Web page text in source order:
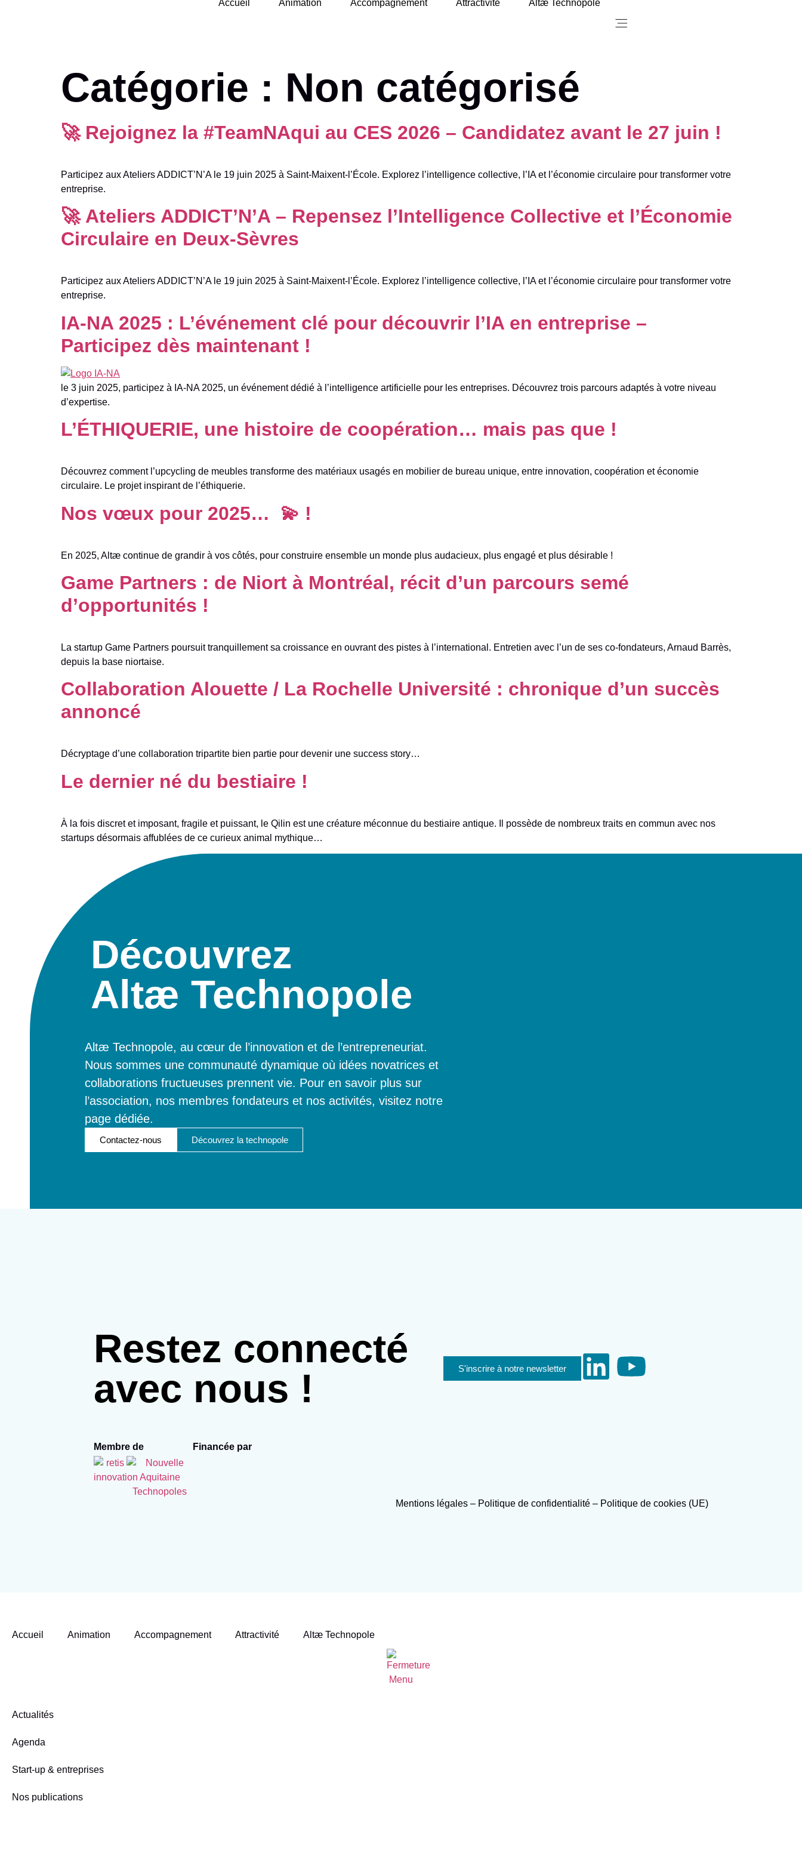
Accueil Animation Accompagnement Attractivité Altæ Technopole
Menu
Catégorie : Non catégorisé
🚀 Rejoignez la #TeamNAqui au CES 2026 – Candidatez avant le 27 juin !
Participez aux Ateliers ADDICT’N’A le 19 juin 2025 à Saint-Maixent-l’École. Explorez l’intelligence collective, l’IA et l’économie circulaire pour transformer votre
entreprise.
🚀 Ateliers ADDICT’N’A – Repensez l’Intelligence Collective et l’Économie
Circulaire en Deux-Sèvres
Participez aux Ateliers ADDICT’N’A le 19 juin 2025 à Saint-Maixent-l’École. Explorez l’intelligence collective, l’IA et l’économie circulaire pour transformer votre
entreprise.
IA-NA 2025 : L’événement clé pour découvrir l’IA en entreprise –
Participez dès maintenant !
le 3 juin 2025, participez à IA-NA 2025, un événement dédié à l’intelligence artificielle pour les entreprises. Découvrez trois parcours adaptés à votre niveau
d’expertise.
L’ÉTHIQUERIE, une histoire de coopération… mais pas que !
Découvrez comment l’upcycling de meubles transforme des matériaux usagés en mobilier de bureau unique, entre innovation, coopération et économie
circulaire. Le projet inspirant de l’éthiquerie.
Nos vœux pour 2025… 💫 !
En 2025, Altæ continue de grandir à vos côtés, pour construire ensemble un monde plus audacieux, plus engagé et plus désirable !
Game Partners : de Niort à Montréal, récit d’un parcours semé
d’opportunités !
La startup Game Partners poursuit tranquillement sa croissance en ouvrant des pistes à l’international. Entretien avec l’un de ses co-fondateurs, Arnaud Barrès,
depuis la base niortaise.
Collaboration Alouette / La Rochelle Université : chronique d’un succès
annoncé
Décryptage d’une collaboration tripartite bien partie pour devenir une success story…
Le dernier né du bestiaire !
À la fois discret et imposant, fragile et puissant, le Qilin est une créature méconnue du bestiaire antique. Il possède de nombreux traits en commun avec nos
startups désormais affublées de ce curieux animal mythique…
Découvrez
Altæ Technopole
Altæ Technopole, au cœur de l’innovation et de l’entrepreneuriat.
Nous sommes une communauté dynamique où idées novatrices et
collaborations fructueuses prennent vie. Pour en savoir plus sur
l’association, nos membres fondateurs et nos activités, visitez notre
page dédiée.
Contactez-nous Découvrez la technopole
Restez connecté
avec nous !
S'inscrire à notre newsletter
Membre de Financée par
Mentions légales – Politique de confidentialité – Politique de cookies (UE)
Accueil Animation Accompagnement Attractivité Altæ Technopole
Actualités
Agenda
Start-up & entreprises
Nos publications